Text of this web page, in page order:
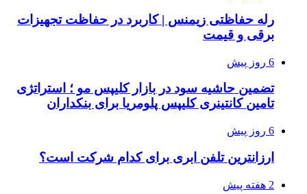
رله حفاظتی زیمنس | کاربرد در حفاظت تجهیزات
برقی و قیمت
6 روز پیش
تضمین حاشیه سود در بازار کلیپس مو ؛ استراتژی
تامین کانتینری کلیپس پلومریا برای بنکداران
6 روز پیش
ارزانترین تلفن ابری برای کدام شرکت است؟
2 هفته پیش